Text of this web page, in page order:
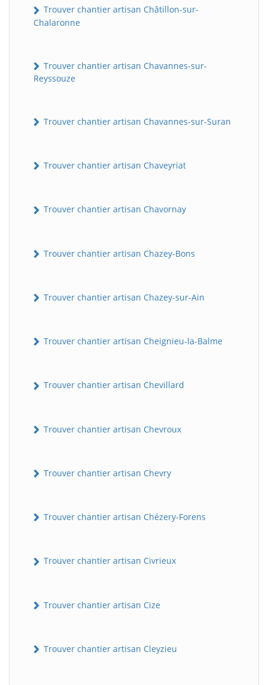
Trouver chantier artisan Châtillon-sur-
Chalaronne
Trouver chantier artisan Chavannes-sur-
Reyssouze
Trouver chantier artisan Chavannes-sur-Suran
Trouver chantier artisan Chaveyriat
Trouver chantier artisan Chavornay
Trouver chantier artisan Chazey-Bons
Trouver chantier artisan Chazey-sur-Ain
Trouver chantier artisan Cheignieu-la-Balme
Trouver chantier artisan Chevillard
Trouver chantier artisan Chevroux
Trouver chantier artisan Chevry
Trouver chantier artisan Chézery-Forens
Trouver chantier artisan Civrieux
Trouver chantier artisan Cize
Trouver chantier artisan Cleyzieu